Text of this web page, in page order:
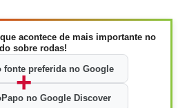
acontece de mais importante no
sobre rodas!
fonte preferida no Google
+
no Google Discover